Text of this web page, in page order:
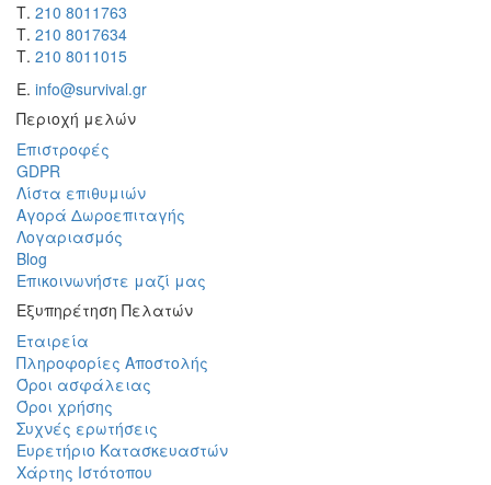
Τ. 210 8011763
Τ. 210 8017634
Τ. 210 8011015
Ε. info@survival.gr
Περιοχή μελών
Επιστροφές
GDPR
Λίστα επιθυμιών
Αγορά Δωροεπιταγής
Λογαριασμός
Blog
Επικοινωνήστε μαζί μας
Εξυπηρέτηση Πελατών
Εταιρεία
Πληροφορίες Αποστολής
Όροι ασφάλειας
Όροι χρήσης
Συχνές ερωτήσεις
Ευρετήριο Κατασκευαστών
Χάρτης Ιστότοπου